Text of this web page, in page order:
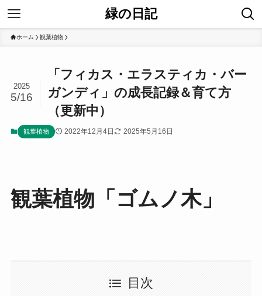
緑の日記
ホーム 観葉植物
「フィカス・エラスティカ・バー
ガンディ」の成長記録＆育て方
（更新中）
2025
5/16
観葉植物 2022年12月4日 2025年5月16日
観葉植物「ゴムノ木」
目次